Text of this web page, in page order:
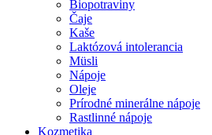
Biopotraviny
Čaje
Kaše
Laktózová intolerancia
Müsli
Nápoje
Oleje
Prírodné minerálne nápoje
Rastlinné nápoje
Kozmetika